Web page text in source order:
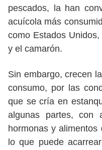
pescados, la han
acuícola más
como Estados
y el camarón.
Sin embargo, crecen
consumo, por las
que se cría en
algunas partes, con
hormonas y alimentos
lo que puede